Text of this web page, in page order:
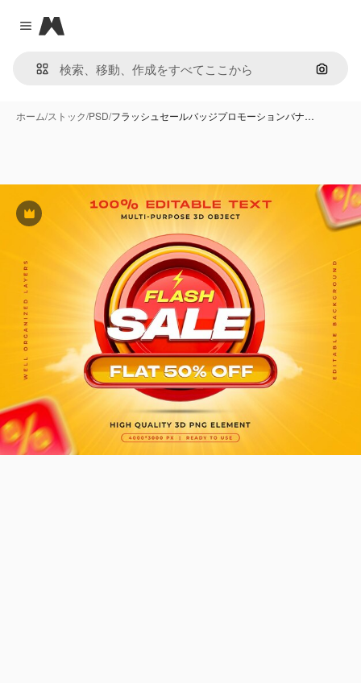
Close menu
Magnific
画像で
ホーム/ストック/PSD/フラッシュセールバッジプロモーションバナ…
Premium